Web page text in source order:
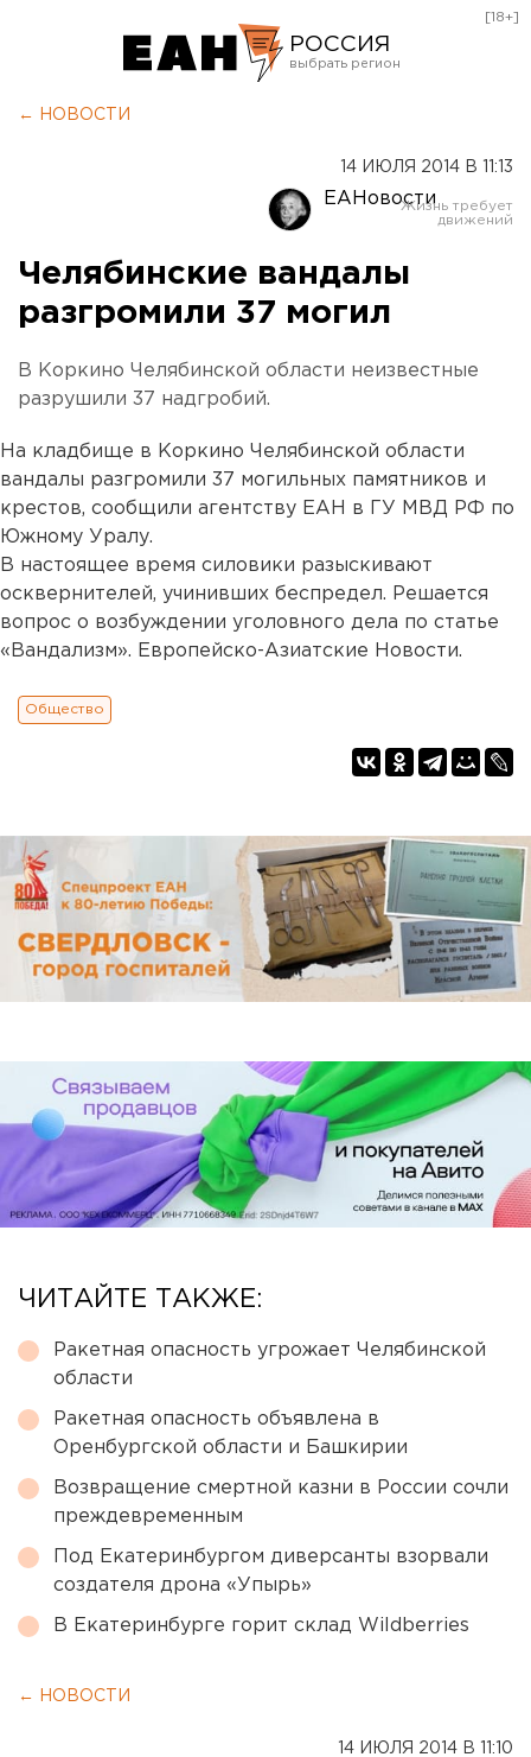
РОССИЯ
Оренбург
[18+]
← НОВОСТИ
14 ИЮЛЯ 2014 В 11:13
ЕАНовости
Челябинские вандалы
разгромили 37 могил
В Коркино Челябинской области неизвестные
разрушили 37 надгробий.
На кладбище в Коркино Челябинской области
вандалы разгромили 37 могильных памятников и
крестов, сообщили агентству ЕАН в ГУ МВД РФ по
Южному Уралу.
В настоящее время силовики разыскивают
осквернителей, учинивших беспредел. Решается
вопрос о возбуждении уголовного дела по статье
«Вандализм». Европейско-Азиатские Новости.
Общество
ЧИТАЙТЕ ТАКЖЕ:
Ракетная опасность угрожает Челябинской
области
Ракетная опасность объявлена в
Оренбургской области и Башкирии
Возвращение смертной казни в России сочли
преждевременным
Под Екатеринбургом диверсанты взорвали
создателя дрона «Упырь»
В Екатеринбурге горит склад Wildberries
← НОВОСТИ
14 ИЮЛЯ 2014 В 11:10